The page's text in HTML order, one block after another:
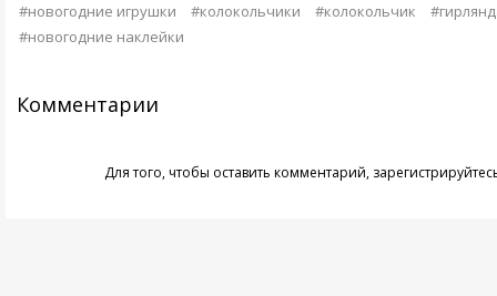
#новогодние игрушки
#колокольчики #колокольчик
#новогодние наклейки
Комментарии
Для того, чтобы оставить комментарий,